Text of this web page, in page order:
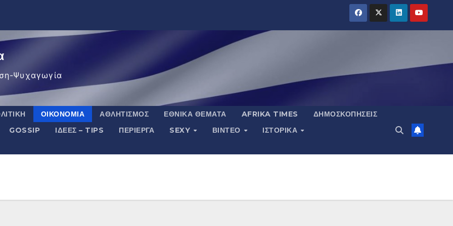
Ψυχαγωγία
ΟΙΚΟΝΟΜΊΑ ΑΘΛΗΤΙΣΜΌΣ ΕΘΝΙΚΆ ΘΈΜΑΤΑ AFRIKA TIMES
ΔΗΜΟΣΚΟΠΉΣΕΙΣ
GOSSIP ΙΔΈΕΣ – TIPS ΠΕΡΊΕΡΓΑ SEXY ΒΙΝΤΕΟ
ΙΣΤΟΡΙΚΆ